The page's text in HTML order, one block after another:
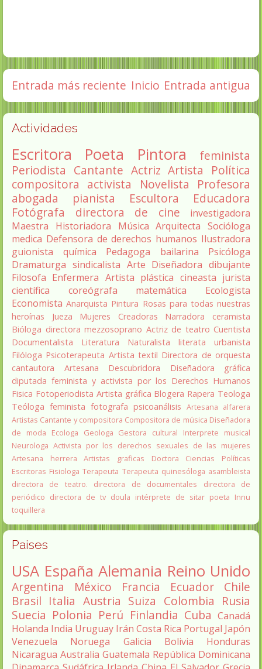
Entrada más reciente Entrada antigua
Inicio
Actividades
Escritora Poeta Pintora
feminista
Periodista Cantante Actriz Artista
Política
compositora activista Novelista
Profesora
abogada
pianista Escultora
Educadora
Fotógrafa
directora de cine
investigadora
Maestra
Historiadora Música Arquitecta Socióloga
medica Defensora de derechos humanos Ilustradora
guionista
química Pedagoga bailarina
Psicóloga
Dramaturga sindicalista Arte Diseñadora dibujante
Filosofa Enfermera Artista plástica cineasta jurista
científica
coreógrafa matemática
Ecologista
Economista Anarquista Pintura Rosas para todas nuestras
heroínas
Jueza Mujeres Creadoras Narradora
ceramista
Bióloga directora mezzosoprano Actriz de teatro Cuentista
Documentalista
Literatura Naturalista literata
urbanista
Filóloga Psicoterapeuta Artista textil Directora de orquesta
cantautora
Artesana Descubridora
Diseñadora gráfica
diputada feminista y activista por los Derechos Humanos
Fisica Fotoperiodista Artista gráfica Blogera Rapera Teologa
Teóloga feminista fotografa psicoanálisis Artesana alfarera
Artistas Cantante y compositora Compositora de música Diseñadora
de moda
Ecologa Geologa Gestora cultural
Interprete musical
Neurologa Activista por los derechos sexuales de las mujeres
Artesana herrera
Artistas graficas
Doctora Ciencias Políticas
Escritoras Fisiologa Terapeuta Terapeuta quinesóloga asambleista
directora de teatro.
directora de documentales
directora de
periódico directora de tv doula intérprete de sitar poeta Innu
toquillera
Paises
USA España Alemania Reino Unido
Argentina México Francia Ecuador
Chile
Brasil Italia Austria Suiza Colombia Rusia
Suecia Polonia Perú Finlandia Cuba Canadá
Holanda India Uruguay Irán Costa Rica Portugal Japón
Venezuela
Noruega Galicia Bolivia
Honduras
Nicaragua Australia Guatemala República Dominicana